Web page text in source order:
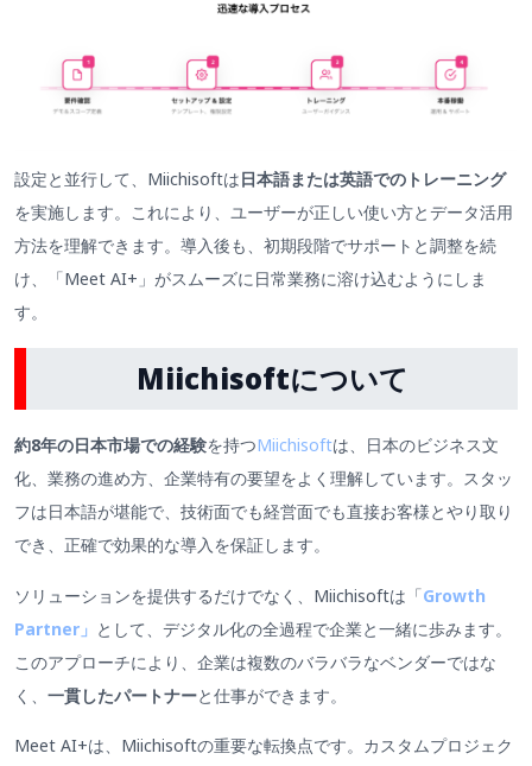
設定と並行して、Miichisoftは日本語または英語でのトレーニング
を実施します。これにより、ユーザーが正しい使い方とデータ活用
方法を理解できます。導入後も、初期段階でサポートと調整を続
け、「Meet AI+」がスムーズに日常業務に溶け込むようにしま
す。
Miichisoftについて
約8年の日本市場での経験を持つMiichisoftは、日本のビジネス文
化、業務の進め方、企業特有の要望をよく理解しています。スタッ
フは日本語が堪能で、技術面でも経営面でも直接お客様とやり取り
でき、正確で効果的な導入を保証します。
ソリューションを提供するだけでなく、Miichisoftは「Growth
Partner」 として、デジタル化の全過程で企業と一緒に歩みます。
このアプローチにより、企業は複数のバラバラなベンダーではな
く、 一貫したパートナーと仕事ができます。
Meet AI+は、Miichisoftの重要な転換点です。カスタムプロジェク